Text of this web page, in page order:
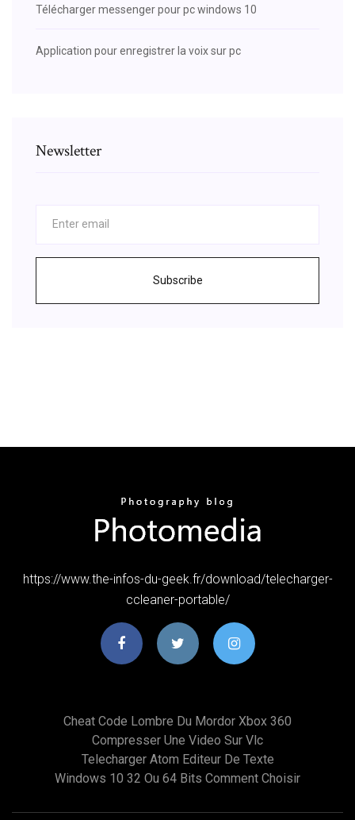
Télécharger messenger pour pc windows 10
Application pour enregistrer la voix sur pc
Newsletter
Subscribe
https://www.the-infos-du-geek.fr/download/telecharger-
ccleaner-portable/
Cheat Code Lombre Du Mordor Xbox 360
Compresser Une Video Sur Vlc
Telecharger Atom Editeur De Texte
Windows 10 32 Ou 64 Bits Comment Choisir